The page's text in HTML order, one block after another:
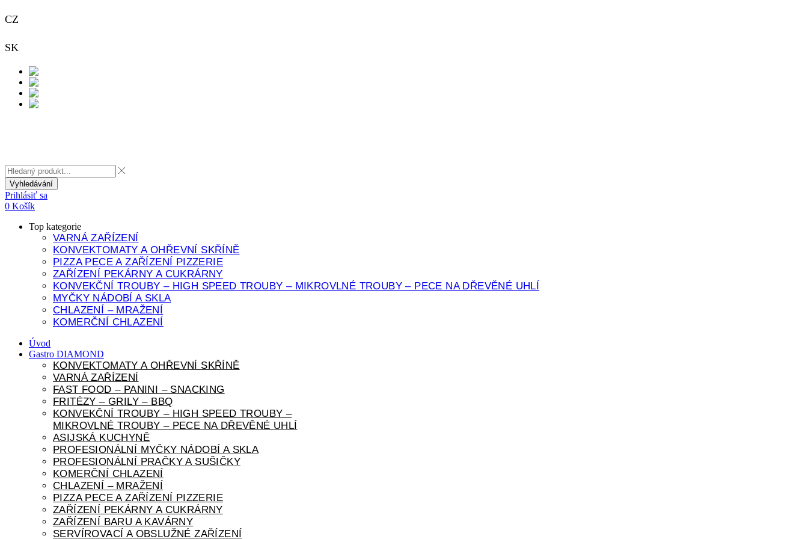
CZ
SK
Vyhledávání
Prihlásiť sa
0 Košík
Top kategorie
VARNÁ ZAŘÍZENÍ
KONVEKTOMATY A OHŘEVNÍ SKŘÍNĚ
PIZZA PECE A ZAŘÍZENÍ PIZZERIE
ZAŘÍZENÍ PEKÁRNY A CUKRÁRNY
KONVEKČNÍ TROUBY – HIGH SPEED TROUBY – MIKROVLNÉ TROUBY – PECE NA DŘEVĚNÉ UHLÍ
MYČKY NÁDOBÍ A SKLA
CHLAZENÍ – MRAŽENÍ
KOMERČNÍ CHLAZENÍ
Úvod
Gastro DIAMOND
KONVEKTOMATY A OHŘEVNÍ SKŘÍNĚ
VARNÁ ZAŘÍZENÍ
FAST FOOD – PANINI – SNACKING
FRITÉZY – GRILY – BBQ
KONVEKČNÍ TROUBY – HIGH SPEED TROUBY –
MIKROVLNÉ TROUBY – PECE NA DŘEVĚNÉ UHLÍ
ASIJSKÁ KUCHYNĚ
PROFESIONÁLNÍ MYČKY NÁDOBÍ A SKLA
PROFESIONÁLNÍ PRAČKY A SUŠIČKY
KOMERČNÍ CHLAZENÍ
CHLAZENÍ – MRAŽENÍ
PIZZA PECE A ZAŘÍZENÍ PIZZERIE
ZAŘÍZENÍ PEKÁRNY A CUKRÁRNY
ZAŘÍZENÍ BARU A KAVÁRNY
SERVÍROVACÍ A OBSLUŽNÉ ZAŘÍZENÍ